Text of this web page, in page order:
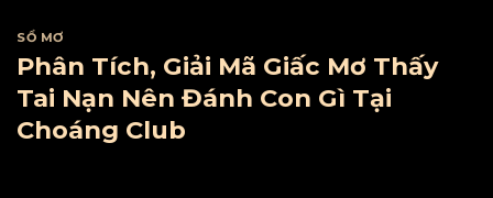
SỔ MƠ
Phân Tích, Giải Mã Giấc Mơ Thấy
Tai Nạn Nên Đánh Con Gì Tại
Choáng Club